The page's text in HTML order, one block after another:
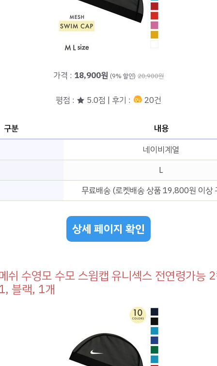
가격 : 18,900원 (9% 할인) 20,900원
평점 : ★ 5.0점 | 후기 : 20건
구분
내용
네이비계열
L
무료배송 (로켓배송 상품 19,800원 이상
상세 페이지 확인
쉬 수영모 수모 스윔캡 유니섹스 전연령가능
블랙, 1개